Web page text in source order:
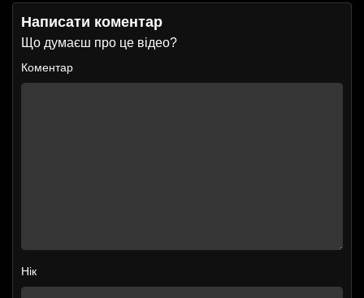
Написати коментар
Що думаєш про це відео?
Коментар
Нік